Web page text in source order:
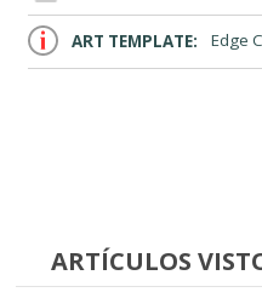
ART TEMPLATE: Edge
ARTÍCULOS